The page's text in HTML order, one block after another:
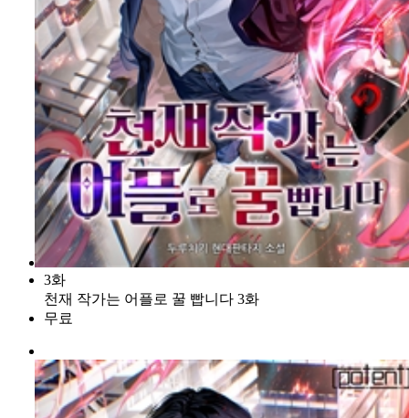
3화
천재 작가는 어플로 꿀 빱니다 3화
무료